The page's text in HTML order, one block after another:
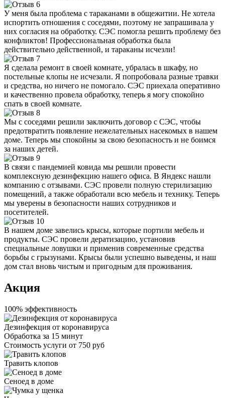
У меня была проблема с тараканами в общежитии. Не хотела
испортить отношения с соседями, поэтому не запрашивала у
них согласия на обработку. СЭС помогла решить проблему без
конфликтов! Профессиональная обработка была
действительно действенной, и тараканы исчезли!
Я сделала ремонт в своей комнате, убралась в шкафу, но
постельные клопы не исчезали. Я попробовала разные травки
и средства, но ничего не помогало. СЭС приехала оперативно
и качественно провела обработку, теперь я могу спокойно
спать в своей комнате.
Мы с соседями решили заключить договор с СЭС, чтобы
предотвратить появление нежелательных насекомых в нашем
доме. Теперь мы спокойны за свою безопасность и не боимся
за наших детей.
В связи с пандемией ковида мы решили провести
комплексную дезинфекцию нашего офиса. В Яндекс нашли
компанию с отзывами. СЭС провели полную стерилизацию
помещений, а также обработали всю мебель и технику. Теперь
мы уверены в безопасности наших сотрудников и
посетителей.
В нашем доме завелись крысы, которые портили мебель и
продукты. СЭС провели дератизацию, установив
специальные ловушки и применив современные средства
борьбы с грызунами. Крысы были успешно выведены, и наш
дом стал вновь чистым и пригодным для проживания.
Акция
100% эффективность
Дезинфекция от коронавируса
Обработка за 15 минут
Стоимость услуги от 750 руб
Травить клопов
Сеноед в доме